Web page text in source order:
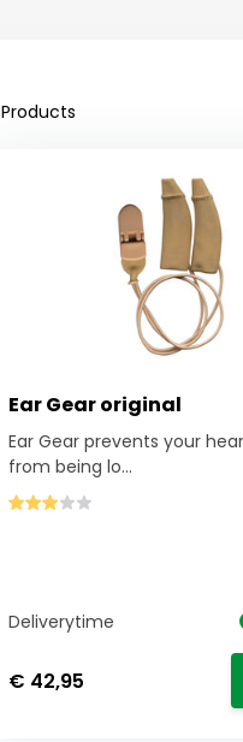
Products
Ear Gear original
Ear Gear prevents your
from being lo...
Deliverytime
€ 42,95